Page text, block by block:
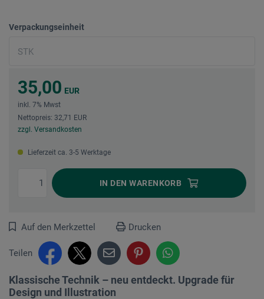
Verpackungseinheit
35,00 EUR
inkl. 7% Mwst
Nettopreis: 32,71 EUR
zzgl. Versandkosten
Lieferzeit ca. 3-5 Werktage
IN DEN WARENKORB
Auf den Merkzettel Drucken
Teilen
Klassische Technik – neu entdeckt. Upgrade für
Design und Illustration